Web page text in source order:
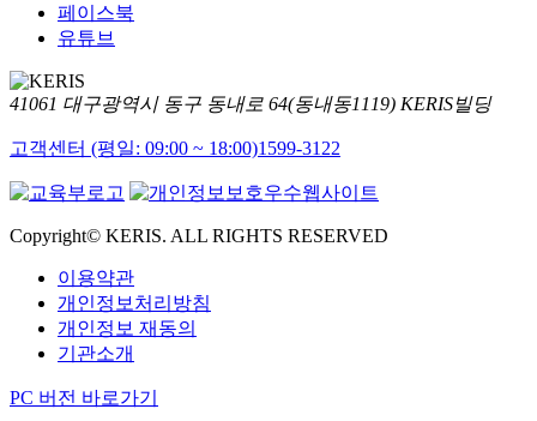
페이스북
유튜브
41061 대구광역시 동구 동내로 64(동내동1119) KERIS빌딩
고객센터 (평일: 09:00 ~ 18:00)1599-3122
Copyright© KERIS. ALL RIGHTS RESERVED
이용약관
개인정보처리방침
개인정보 재동의
기관소개
PC 버전 바로가기